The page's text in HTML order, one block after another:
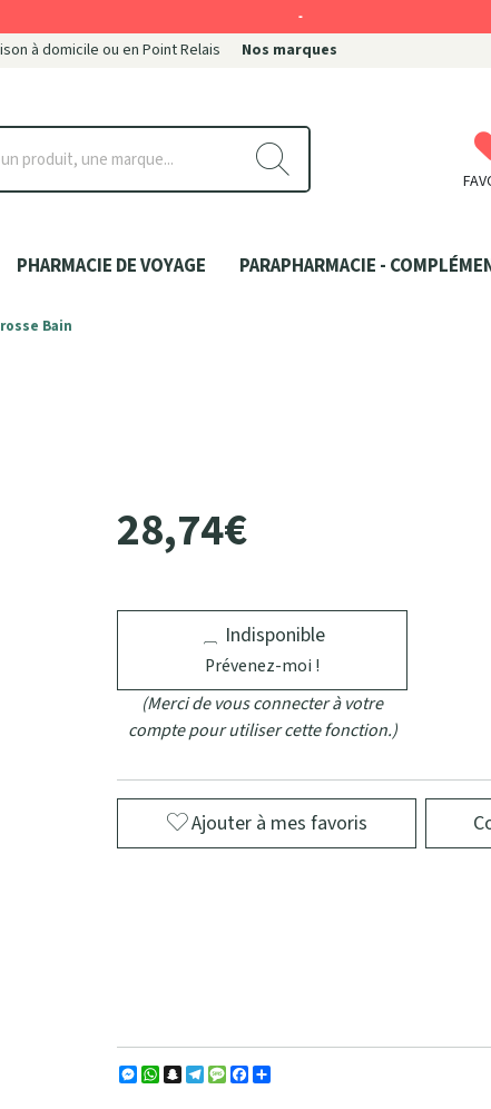
à domicile ou en Point Relais Nos marques
PHARMACIE DE VOYAGE PARAPHARMACIE -
Bain
28,74€
Indisponible
Prévenez-moi !
(Merci de vous connecter à votre
compte pour utiliser cette fonction.)
Ajouter à mes favoris
Messenger
WhatsApp
Snapchat
Telegram
MessageFacebook